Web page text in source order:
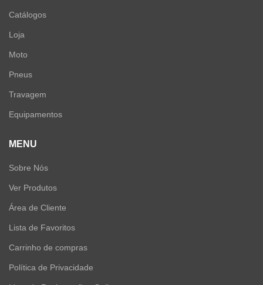
Catálogos
Loja
Moto
Pneus
Travagem
Equipamentos
MENU
Sobre Nós
Ver Produtos
Área de Cliente
Lista de Favoritos
Carrinho de compras
Política de Privacidade